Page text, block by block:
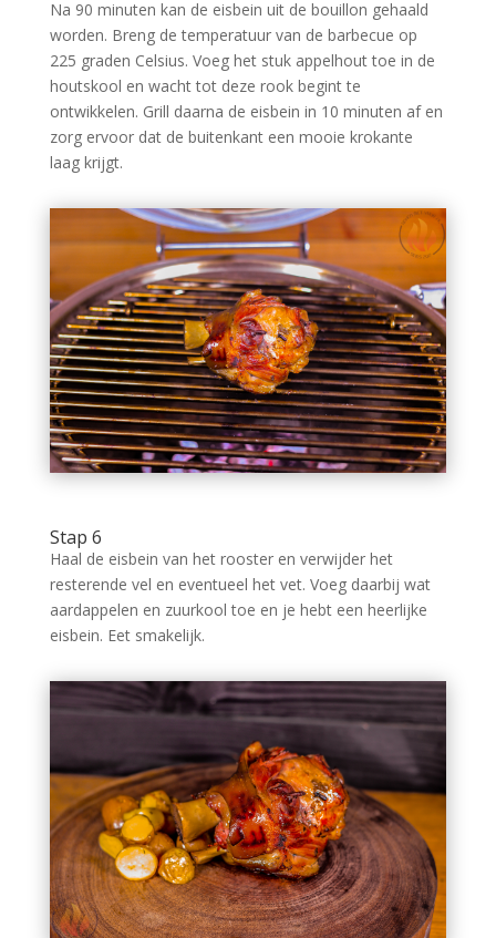
Na 90 minuten kan de eisbein uit de bouillon gehaald
worden. Breng de temperatuur van de barbecue op
225 graden Celsius. Voeg het stuk appelhout toe in de
houtskool en wacht tot deze rook begint te
ontwikkelen. Grill daarna de eisbein in 10 minuten af en
zorg ervoor dat de buitenkant een mooie krokante
laag krijgt.
Stap 6
Haal de eisbein van het rooster en verwijder het
resterende vel en eventueel het vet. Voeg daarbij wat
aardappelen en zuurkool toe en je hebt een heerlijke
eisbein. Eet smakelijk.